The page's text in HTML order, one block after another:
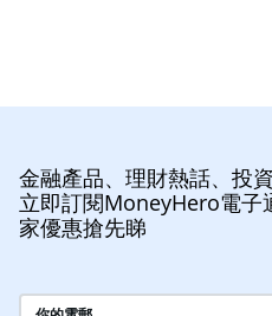
金融產品、理財熱話、投
立即訂閱MoneyHero電子
家優惠搶先睇